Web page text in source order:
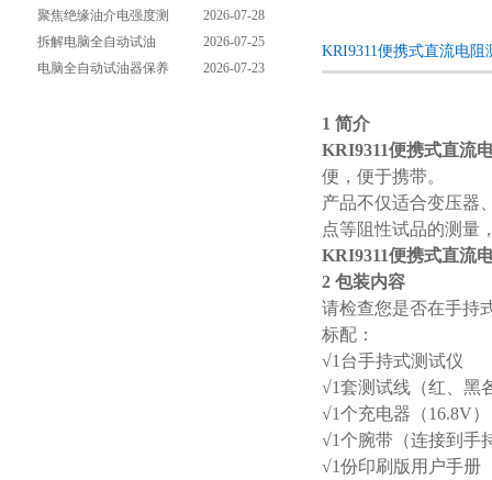
位，设备不闹脾气
试仪操作流程全解析，
一步到位不踩坑
聚焦绝缘油介电强度测
试仪：那些决定检测效
能的关键特点
2026-07-28
拆解电脑全自动试油
器：核心组成部件，藏
2026-07-25
电脑全自动试油器保养
2026-07-23
KRI9311便携式直流电阻
1 简介
KRI9311便携式直流
便，便于携带。
产品不仅适合变压器
点等阻性试品的测量
KRI9311便携式直流
2 包装内容
请检查您是否在手持
标配：
√1台手持式测试仪
√1套测试线（红、黑
√1个充电器（16.8V）
√1个腕带（连接到手
√1份印刷版用户手册